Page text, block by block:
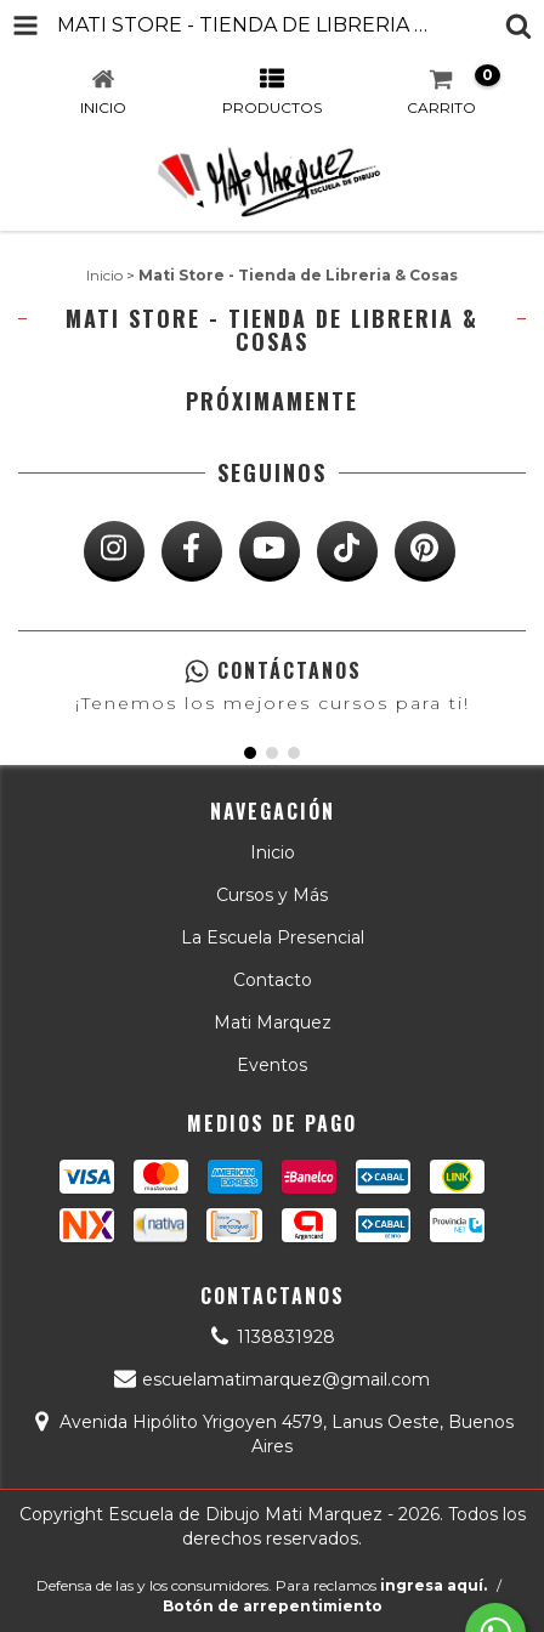
MATI STORE - TIENDA DE LIBRERIA & COSAS
INICIO PRODUCTOS CARRITO
0
Inicio > Mati Store - Tienda de Libreria & Cosas
MATI STORE - TIENDA DE LIBRERIA &
COSAS
PRÓXIMAMENTE
SEGUINOS
CONTÁCTANOS
¡Tenemos los mejores cursos para ti!
NAVEGACIÓN
Inicio
Cursos y Más
La Escuela Presencial
Contacto
Mati Marquez
Eventos
MEDIOS DE PAGO
CONTACTANOS
1138831928
escuelamatimarquez@gmail.com
Avenida Hipólito Yrigoyen 4579, Lanus Oeste, Buenos
Aires
Copyright Escuela de Dibujo Mati Marquez - 2026. Todos los
derechos reservados.
Defensa de las y los consumidores. Para reclamos ingresa aquí. /
Botón de arrepentimiento